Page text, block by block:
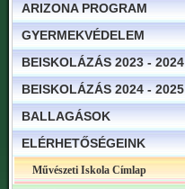
ARIZONA PROGRAM
GYERMEKVÉDELEM
BEISKOLÁZÁS 2023 - 2024
BEISKOLÁZÁS 2024 - 2025
BALLAGÁSOK
ELÉRHETŐSÉGEINK
Művészeti Iskola Címlap